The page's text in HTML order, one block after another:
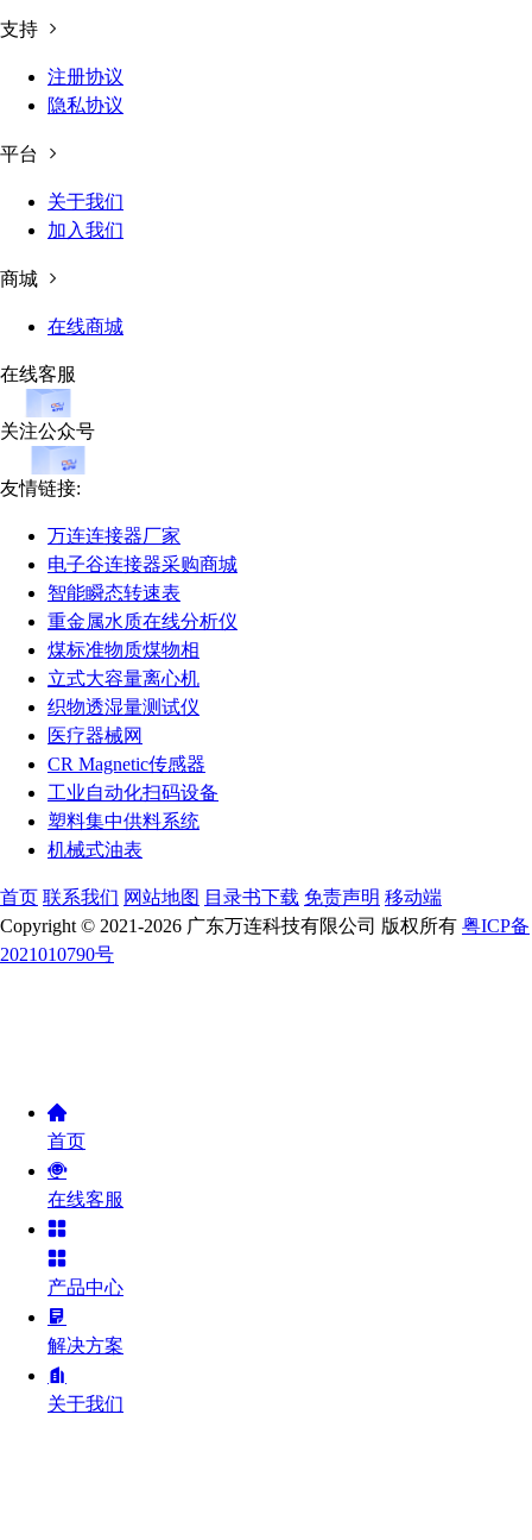
支持
注册协议
隐私协议
平台
关于我们
加入我们
商城
在线商城
在线客服
关注公众号
友情链接:
万连连接器厂家
电子谷连接器采购商城
智能瞬态转速表
重金属水质在线分析仪
煤标准物质煤物相
立式大容量离心机
织物透湿量测试仪
医疗器械网
CR Magnetic传感器
工业自动化扫码设备
塑料集中供料系统
机械式油表
首页 联系我们 网站地图 目录书下载 免责声明 移动端
Copyright © 2021-2026 广东万连科技有限公司 版权所有 粤ICP备
2021010790号
首页
在线客服
产品中心
解决方案
关于我们